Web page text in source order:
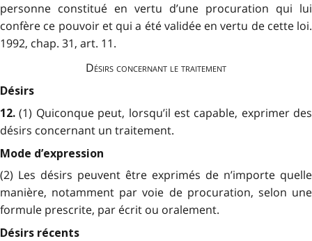
personne constitué en vertu d’une procuration qui lui
confère ce pouvoir et qui a été validée en vertu de cette loi.
1992, chap. 31, art. 11.
Désirs concernant le traitement
Désirs
12.(1) Quiconque peut, lorsqu’il est capable, exprimer des
désirs concernant un traitement.
Mode d’expression
(2) Les désirs peuvent être exprimés de n’importe quelle
manière, notamment par voie de procuration, selon une
formule prescrite, par écrit ou oralement.
Désirs récents